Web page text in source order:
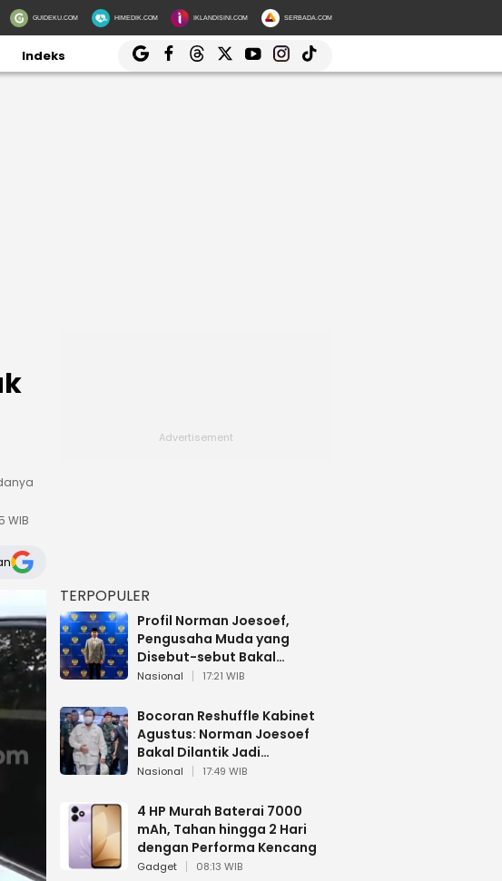
GUIDEKU.COM HIMEDIK.COM IKLANDISINI.COM SERBADA.COM
Indeks
WIB
TERPOPULER
Profil Norman Joesoef,
Pengusaha Muda yang
Disebut-sebut Bakal
Dilantik Jadi Wamenhan RI
Nasional 17:21 WIB
Bocoran Reshuffle Kabinet
Agustus: Norman Joesoef
Bakal Dilantik Jadi
Wamenhan RI
Nasional 17:49 WIB
4 HP Murah Baterai 7000
mAh, Tahan hingga 2 Hari
dengan Performa Kencang
Gadget 08:13 WIB